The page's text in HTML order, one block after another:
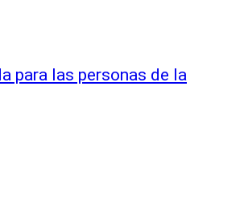
para las personas de la